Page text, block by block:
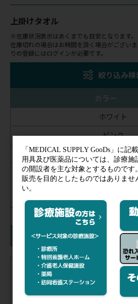
上掛けタオル
※在庫状況表示はあくまでも目安となります。
在庫切れの場合はお時間を頂く場合がござい
りの登録にはログインが必要です。
絞り込み検
絞り込み解除
ホワイト
ピンク
ブルー
ベージュ
カラー
在庫
注文コード（メーカー品番）
014-174 （3000）